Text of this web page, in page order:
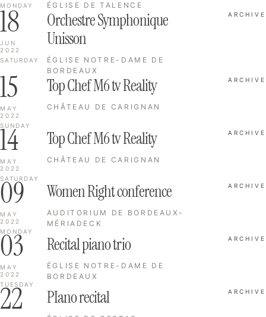
MONDAY
ÉGLISE DE TALENCE
18
JUN
2022
SATURDAY
Orchestre Symphonique
Unisson
ÉGLISE NOTRE-DAME DE
BORDEAUX
ARCHIVE
15
MAY
2022
SUNDAY
Top Chef M6 tv Reality
CHÂTEAU DE CARIGNAN
ARCHIVE
14
MAY
2022
SATURDAY
Top Chef M6 tv Reality
CHÂTEAU DE CARIGNAN
ARCHIVE
09
MAY
2022
MONDAY
Women Right conference
AUDITORIUM DE BORDEAUX-
MÉRIADECK
ARCHIVE
03
MAY
2022
TUESDAY
Recital piano trio
ÉGLISE NOTRE-DAME DE
BORDEAUX
ARCHIVE
22 PIano recital ARCHIVE